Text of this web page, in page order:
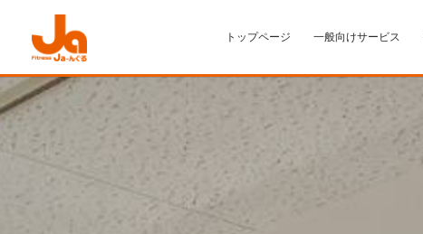
トップページ 一般向けサービス